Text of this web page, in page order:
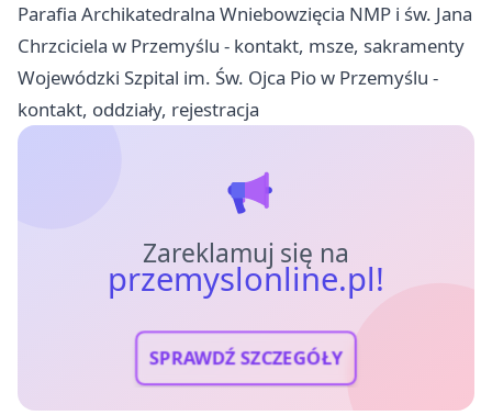
Parafia Archikatedralna Wniebowzięcia NMP i św. Jana
Chrzciciela w Przemyślu - kontakt, msze, sakramenty
Wojewódzki Szpital im. Św. Ojca Pio w Przemyślu -
kontakt, oddziały, rejestracja
Zareklamuj się na
przemyslonline.pl!
SPRAWDŹ SZCZEGÓŁY